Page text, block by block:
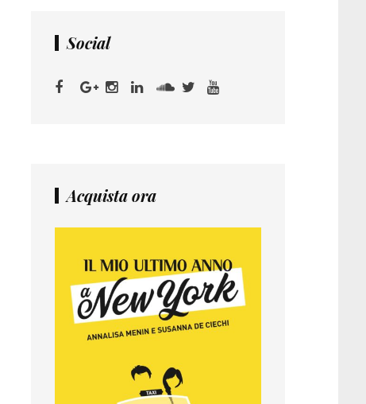
Social
Acquista ora